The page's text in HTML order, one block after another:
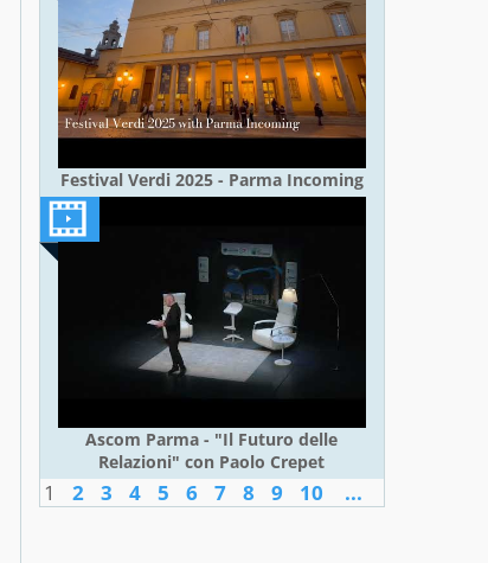
Festival Verdi 2025 - Parma Incoming
Ascom Parma - "Il Futuro delle
Relazioni" con Paolo Crepet
1 2 3 4 5 6 7 8 9 10 ...